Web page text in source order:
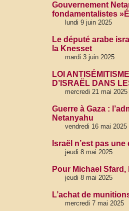
Gouvernement
fondamentalistes
lundi 9 juin 2025
Le député arabe
la Knesset
mardi 3 juin 2025
LOI
D’ISRAËL DANS
mercredi 21 mai 2025
Guerre à Gaza :
Netanyahu
vendredi 16 mai 2025
Israël n’est pas
jeudi 8 mai 2025
Pour Michael
jeudi 8 mai 2025
L’achat de
mercredi 7 mai 2025